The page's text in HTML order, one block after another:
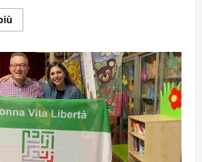
Ulteriori
informazioni
DI
TESTA”,
IL
NUOVO
LIBRO
DI
MATILDE
SCIARRINO